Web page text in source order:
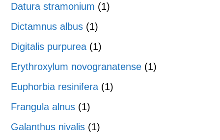
Datura stramonium (1)
Dictamnus albus (1)
Digitalis purpurea (1)
Erythroxylum novogranatense (1)
Euphorbia resinifera (1)
Frangula alnus (1)
Galanthus nivalis (1)